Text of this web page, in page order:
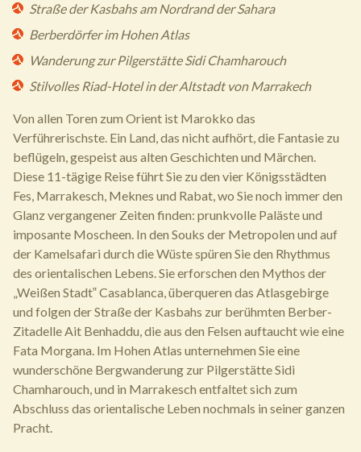
Straße der Kasbahs am Nordrand der Sahara
Berberdörfer im Hohen Atlas
Wanderung zur Pilgerstätte Sidi Chamharouch
Stilvolles Riad-Hotel in der Altstadt von Marrakech
Von allen Toren zum Orient ist Marokko das
Verführerischste. Ein Land, das nicht aufhört, die Fantasie zu
beflügeln, gespeist aus alten Geschichten und Märchen.
Diese 11-tägige Reise führt Sie zu den vier Königsstädten
Fes, Marrakesch, Meknes und Rabat, wo Sie noch immer den
Glanz vergangener Zeiten finden: prunkvolle Paläste und
imposante Moscheen. In den Souks der Metropolen und auf
der Kamelsafari durch die Wüste spüren Sie den Rhythmus
des orientalischen Lebens. Sie erforschen den Mythos der
„Weißen Stadt‟ Casablanca, überqueren das Atlasgebirge
und folgen der Straße der Kasbahs zur berühmten Berber-
Zitadelle Ait Benhaddu, die aus den Felsen auftaucht wie eine
Fata Morgana. Im Hohen Atlas unternehmen Sie eine
wunderschöne Bergwanderung zur Pilgerstätte Sidi
Chamharouch, und in Marrakesch entfaltet sich zum
Abschluss das orientalische Leben nochmals in seiner ganzen
Pracht.